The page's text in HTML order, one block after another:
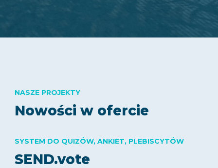
Nowości w ofercie
NASZE PROJEKTY
SEND.vote
SYSTEM DO QUIZÓW, ANKIET, PLEBISCYTÓW